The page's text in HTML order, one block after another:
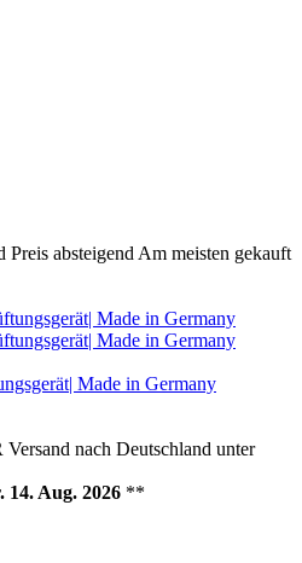
Preis absteigend Am meisten gekauft
Made in Germany
nach Deutschland unter
14. Aug. 2026 **